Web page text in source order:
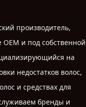
производитель,
и под собственной
на
недостатков волос,
и средствах для
бренды и